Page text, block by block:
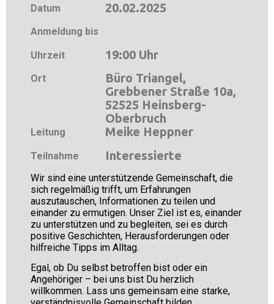
Datum
20.02.2025
Anmeldung bis
Uhrzeit 19:00 Uhr
Ort
Büro Triangel,
Grebbener Straße 10a,
52525 Heinsberg-
Oberbruch
Leitung Meike Heppner
Teilnahme Interessierte
Wir sind eine unterstützende Gemeinschaft, die
sich regelmäßig trifft, um Erfahrungen
auszutauschen, Informationen zu teilen und
einander zu ermutigen. Unser Ziel ist es, einander
zu unterstützen und zu begleiten, sei es durch
positive Geschichten, Herausforderungen oder
hilfreiche Tipps im Alltag.
Egal, ob Du selbst betroffen bist oder ein
Angehöriger – bei uns bist Du herzlich
willkommen. Lass uns gemeinsam eine starke,